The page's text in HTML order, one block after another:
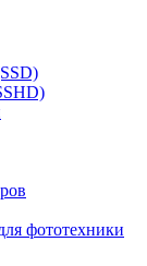
фототехники